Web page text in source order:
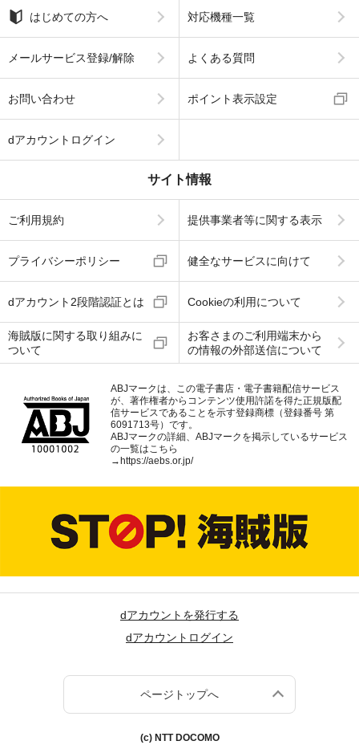
はじめての方へ 対応機種一覧
メールサービス登録/解除 よくある質問
お問い合わせ ポイント表示設定
dアカウントログイン
サイト情報
ご利用規約 提供事業者等に関する表示
プライバシーポリシー 健全なサービスに向けて
dアカウント2段階認証とは Cookieの利用について
海賊版に関する取り組みに
ついて
お客さまのご利用端末から
の情報の外部送信について
ABJマークは、この電子書店・電子書籍配信サービス
が、著作権者からコンテンツ使用許諾を得た正規版配
信サービスであることを示す登録商標（登録番号 第
6091713号）です。
ABJマークの詳細、ABJマークを掲示しているサービス
の一覧はこちら
→https://aebs.or.jp/
dアカウントを発行する
dアカウントログイン
ページトップへ
(c) NTT DOCOMO